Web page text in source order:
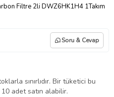
Filtre 2li DWZ6HK1H4 1Takım
Soru & Cevap
sınırlıdır. Bir tüketici bu
adet satın alabilir.